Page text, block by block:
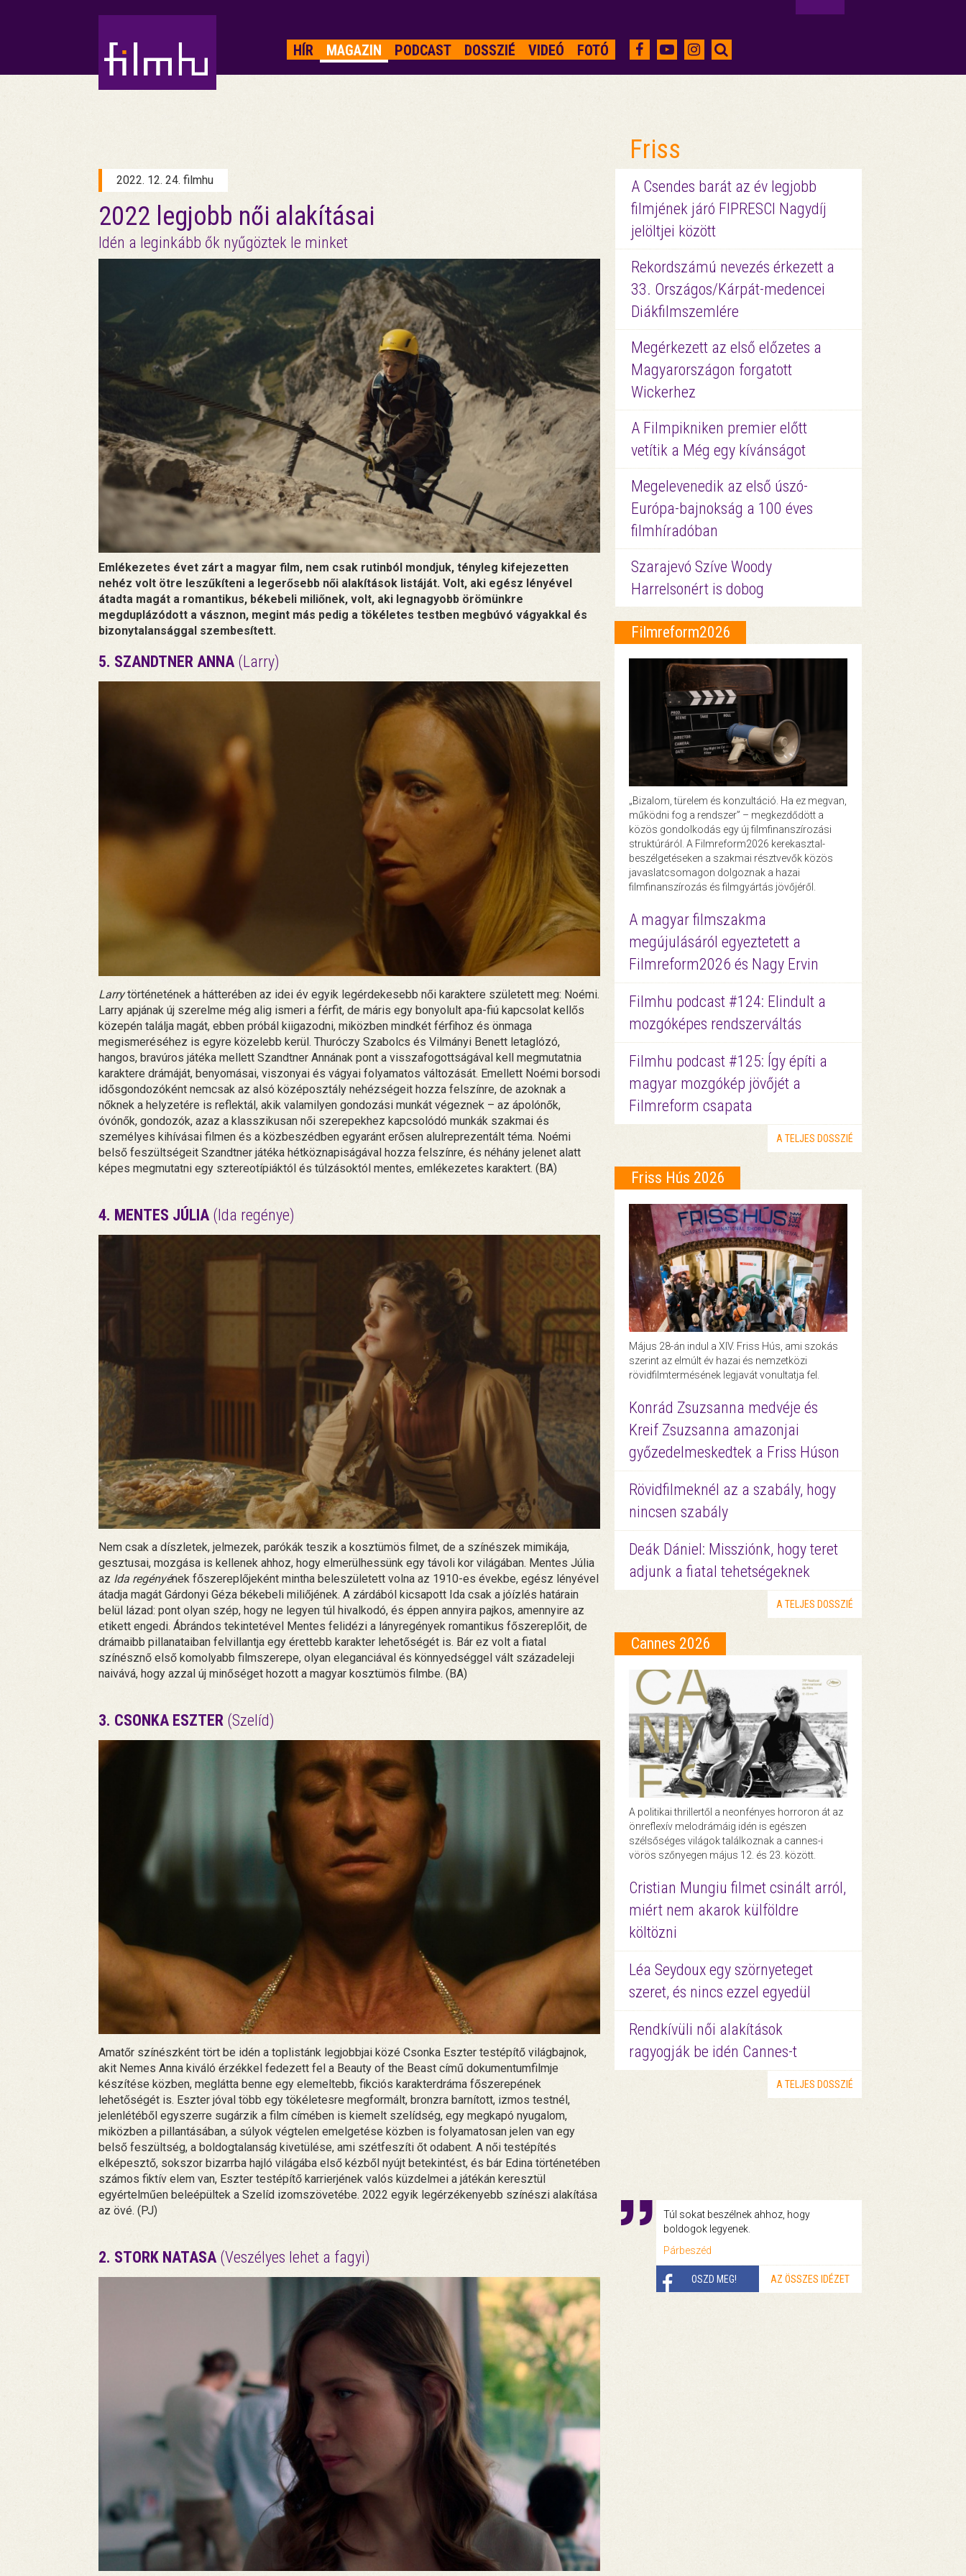
HÍR MAGAZIN PODCAST DOSSZIÉ VIDEÓ FOTÓ
2022. 12. 24. filmhu
2022 legjobb női alakításai
Idén a leginkább ők nyűgöztek le minket
Emlékezetes évet zárt a magyar film, nem csak rutinból mondjuk, tényleg kifejezetten
nehéz volt ötre leszűkíteni a legerősebb női alakítások listáját. Volt, aki egész lényével
átadta magát a romantikus, békebeli miliőnek, volt, aki legnagyobb örömünkre
megduplázódott a vásznon, megint más pedig a tökéletes testben megbúvó vágyakkal és
bizonytalansággal szembesített.
5. SZANDTNER ANNA (Larry)
Larrytörténetének a hátterében az idei év egyik legérdekesebb női karaktere született meg: Noémi.
Larry apjának új szerelme még alig ismeri a férfit, de máris egy bonyolult apa-fiú kapcsolat kellős
közepén találja magát, ebben próbál kiigazodni, miközben mindkét férfihoz és önmaga
megismeréséhez is egyre közelebb kerül. Thuróczy Szabolcs és Vilmányi Benett letaglózó,
hangos, bravúros játéka mellett Szandtner Annának pont a visszafogottságával kell megmutatnia
karaktere drámáját, benyomásai, viszonyai és vágyai folyamatos változását. Emellett Noémi borsodi
idősgondozóként nemcsak az alsó középosztály nehézségeit hozza felszínre, de azoknak a
nőknek a helyzetére is reflektál, akik valamilyen gondozási munkát végeznek – az ápolónők,
óvónők, gondozók, azaz a klasszikusan női szerepekhez kapcsolódó munkák szakmai és
személyes kihívásai filmen és a közbeszédben egyaránt erősen alulreprezentált téma. Noémi
belső feszültségeit Szandtner játéka hétköznapiságával hozza felszínre, és néhány jelenet alatt
képes megmutatni egy sztereotípiáktól és túlzásoktól mentes, emlékezetes karaktert. (BA)
4. MENTES JÚLIA (Ida regénye)
Nem csak a díszletek, jelmezek, parókák teszik a kosztümös filmet, de a színészek mimikája,
gesztusai, mozgása is kellenek ahhoz, hogy elmerülhessünk egy távoli kor világában. Mentes Júlia
az Ida regényének főszereplőjeként mintha beleszületett volna az 1910-es évekbe, egész lényével
átadja magát Gárdonyi Géza békebeli miliőjének. A zárdából kicsapott Ida csak a jóízlés határain
belül lázad: pont olyan szép, hogy ne legyen túl hivalkodó, és éppen annyira pajkos, amennyire az
etikett engedi. Ábrándos tekintetével Mentes felidézi a lányregények romantikus főszereplőit, de
drámaibb pillanataiban felvillantja egy érettebb karakter lehetőségét is. Bár ez volt a fiatal
színésznő első komolyabb filmszerepe, olyan eleganciával és könnyedséggel vált századeleji
naivává, hogy azzal új minőséget hozott a magyar kosztümös filmbe. (BA)
3. CSONKA ESZTER (Szelíd)
Amatőr színészként tört be idén a toplistánk legjobbjai közé Csonka Eszter testépítő világbajnok,
akit Nemes Anna kiváló érzékkel fedezett fel a Beauty of the Beast című dokumentumfilmje
készítése közben, meglátta benne egy elemeltebb, fikciós karakterdráma főszerepének
lehetőségét is. Eszter jóval több egy tökéletesre megformált, bronzra barnított, izmos testnél,
jelenlétéből egyszerre sugárzik a film címében is kiemelt szelídség, egy megkapó nyugalom,
miközben a pillantásában, a súlyok végtelen emelgetése közben is folyamatosan jelen van egy
belső feszültség, a boldogtalanság kivetülése, ami szétfeszíti őt odabent. A női testépítés
elképesztő, sokszor bizarrba hajló világába első kézből nyújt betekintést, és bár Edina történetében
számos fiktív elem van, Eszter testépítő karrierjének valós küzdelmei a játékán keresztül
egyértelműen beleépültek a Szelíd izomszövetébe. 2022 egyik legérzékenyebb színészi alakítása
az övé. (PJ)
2. STORK NATASA (Veszélyes lehet a fagyi)
Friss
A Csendes barát az év legjobb
filmjének járó FIPRESCI Nagydíj
jelöltjei között
Rekordszámú nevezés érkezett a
33. Országos/Kárpát-medencei
Diákfilmszemlére
Megérkezett az első előzetes a
Magyarországon forgatott
Wickerhez
A Filmpikniken premier előtt
vetítik a Még egy kívánságot
Megelevenedik az első úszó-
Európa-bajnokság a 100 éves
filmhíradóban
Szarajevó Szíve Woody
Harrelsonért is dobog
Filmreform2026
„Bizalom, türelem és konzultáció. Ha ez megvan,
működni fog a rendszer” – megkezdődött a
közös gondolkodás egy új filmfinanszírozási
struktúráról. A Filmreform2026 kerekasztal-
beszélgetéseken a szakmai résztvevők közös
javaslatcsomagon dolgoznak a hazai
filmfinanszírozás és filmgyártás jövőjéről.
A magyar filmszakma
megújulásáról egyeztetett a
Filmreform2026 és Nagy Ervin
Filmhu podcast #124: Elindult a
mozgóképes rendszerváltás
Filmhu podcast #125: Így építi a
magyar mozgókép jövőjét a
Filmreform csapata
A TELJES DOSSZIÉ
Friss Hús 2026
Május 28-án indul a XIV. Friss Hús, ami szokás
szerint az elmúlt év hazai és nemzetközi
rövidfilmtermésének legjavát vonultatja fel.
Konrád Zsuzsanna medvéje és
Kreif Zsuzsanna amazonjai
győzedelmeskedtek a Friss Húson
Rövidfilmeknél az a szabály, hogy
nincsen szabály
Deák Dániel: Missziónk, hogy teret
adjunk a fiatal tehetségeknek
A TELJES DOSSZIÉ
Cannes 2026
A politikai thrillertől a neonfényes horroron át az
önreflexív melodrámáig idén is egészen
szélsőséges világok találkoznak a cannes-i
vörös szőnyegen május 12. és 23. között.
Cristian Mungiu filmet csinált arról,
miért nem akarok külföldre
költözni
Léa Seydoux egy szörnyeteget
szeret, és nincs ezzel egyedül
Rendkívüli női alakítások
ragyogják be idén Cannes-t
A TELJES DOSSZIÉ
Túl sokat beszélnek ahhoz, hogy
boldogok legyenek.
Párbeszéd
OSZD MEG! AZ ÖSSZES IDÉZET